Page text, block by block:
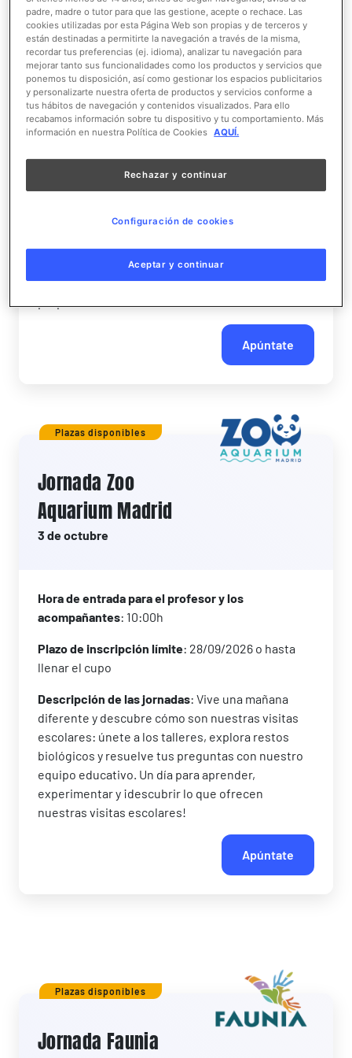
19 de septiembre
Hora de entrada para el profesor : 09:45h
Hora de entrada para los acompañantes del
profesor: 12:00h
Plazo de inscripción límite:14/09/2026 o hasta
visitas escolares con una visita guiada exclusiva y
una breve presentación para que conozcas la
experiencia educativa que viven los alumnos. Una
oportunidad ideal para resolver tus dudas y
prepararte antes de venir con tu clase.
Apúntate
Plazas disponibles
Jornada Zoo
Aquarium Madrid
3 de octubre
Hora de entrada para el profesor y los
acompañantes: 10:00h
Plazo de inscripción límite: 28/09/2026 o hasta
llenar el cupo
Descripción de las jornadas: Vive una mañana
diferente y descubre cómo son nuestras visitas
escolares: únete a los talleres, explora restos
biológicos y resuelve tus preguntas con nuestro
equipo educativo. Un día para aprender,
experimentar y ¡descubrir lo que ofrecen
nuestras visitas escolares!
Apúntate
Plazas disponibles
Jornada Faunia
padre, madre o tutor para que las gestione, acepte o rechace. Las
cookies utilizadas por esta Página Web son propias y de terceros y
están destinadas a permitirte la navegación a través de la misma,
recordar tus preferencias (ej. idioma), analizar tu navegación para
mejorar tanto sus funcionalidades como los productos y servicios que
ponemos tu disposición, así como gestionar los espacios publicitarios
y personalizarte nuestra oferta de productos y servicios conforme a
tus hábitos de navegación y contenidos visualizados. Para ello
recabamos información sobre tu dispositivo y tu comportamiento. Más
información en nuestra Política de Cookies AQUÍ.
Rechazar y continuar
Aceptar y continuar
Configuración de cookies